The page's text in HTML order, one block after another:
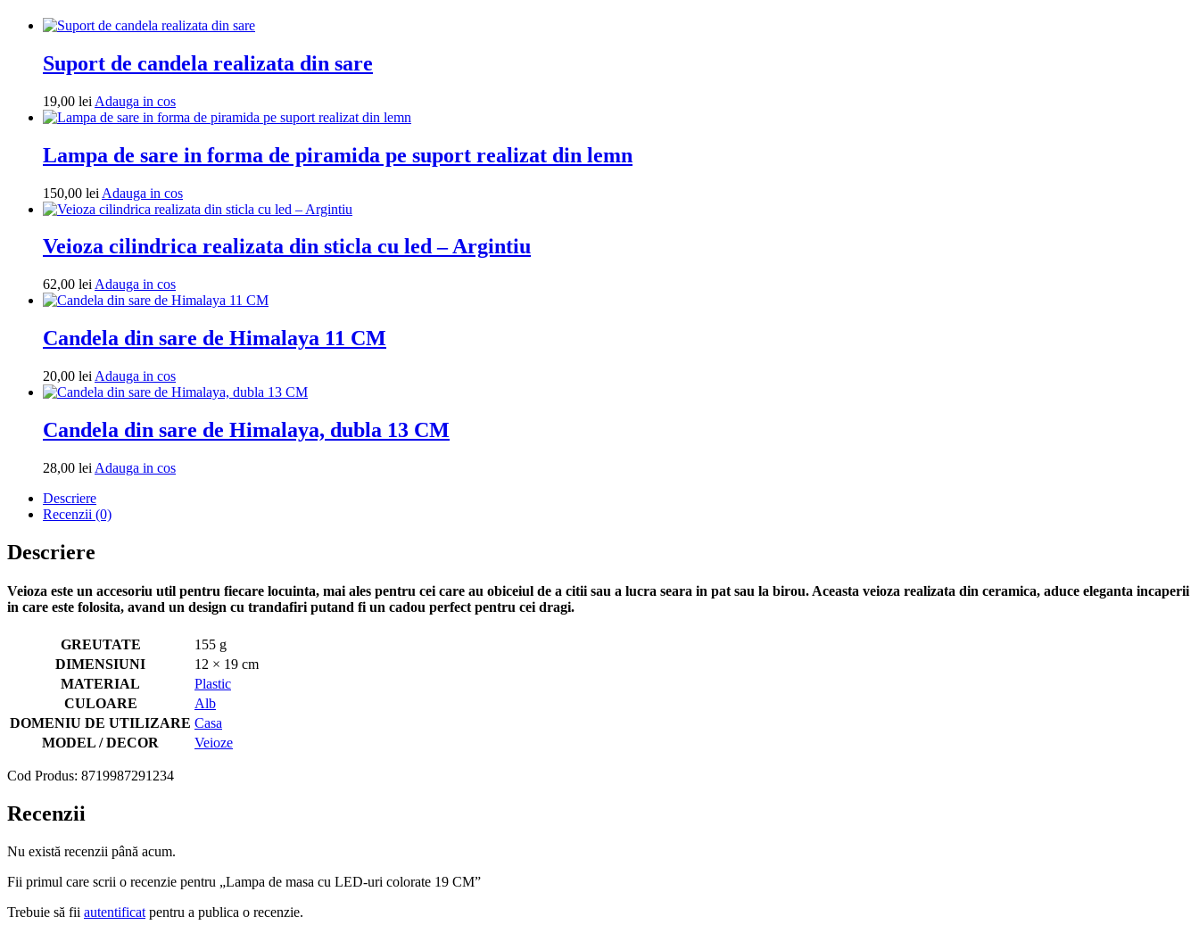
Suport de candela realizata din sare
19,00 lei Adauga in cosAdauga
in
Lampa de sare in forma de piramida pe suport realizat din lemn
150,00 lei Adauga in cosAdauga
in
Veioza cilindrica realizata din sticla cu led – Argintiu
62,00 lei Adauga in cosAdauga
in
Candela din sare de Himalaya 11 CM
20,00 lei Adauga in cosAdauga
in
Candela din sare de Himalaya, dubla 13 CM
28,00 lei Adauga in cosAdauga
Descriere
Recenzii (0)
Descriere
Veioza este un accesoriu util pentru fiecare locuinta, mai ales pentru cei care au obiceiul de a citii sau a lucra seara in pat sau la birou. Aceasta veioza realizata din ceramica, aduce eleganta incaperii
in care este folosita, avand un design cu trandafiri putand fi un cadou perfect pentru cei dragi.
GREUTATE
155 g
DIMENSIUNI
12 × 19 cm
MATERIAL
Plastic
CULOARE
Alb
DOMENIU DE UTILIZARE Casa
MODEL / DECOR
Veioze
Cod Produs: 8719987291234
Recenzii
Nu există recenzii până acum.
Fii primul care scrii o recenzie pentru „Lampa de masa cu LED-uri colorate 19 CM”
Trebuie să fii autentificat pentru a publica o recenzie.